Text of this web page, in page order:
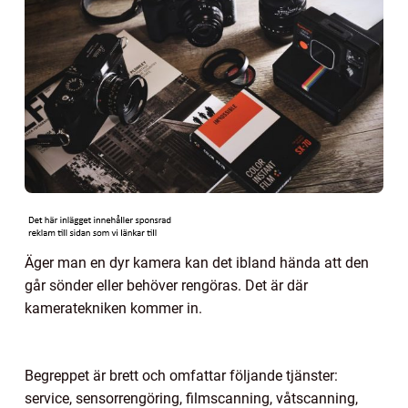
Äger man en dyr kamera kan det ibland hända att den
går sönder eller behöver rengöras. Det är där
kameratekniken kommer in.
Begreppet är brett och omfattar följande tjänster:
service, sensorrengöring, filmscanning, våtscanning,